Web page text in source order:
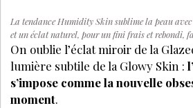
La tendance Humidity Skin sublime la peau
et un éclat naturel, pour un fini frais et rebondi,
On oublie l’éclat miroir de la
lumière subtile de la Glowy Skin :
s’impose comme la nouvelle
moment.